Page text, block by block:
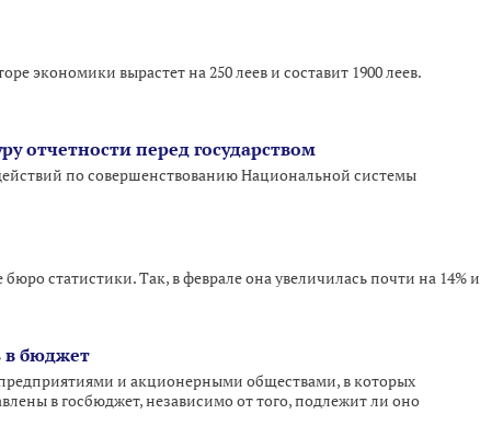
экономики вырастет на 250 леев и составит 1900 леев.
отчетности перед государством
по совершенствованию Национальной системы
статистики. Так, в феврале она увеличилась почти на 14% и
в бюджет
и акционерными обществами, в которых
в госбюджет, независимо от того, подлежит ли оно